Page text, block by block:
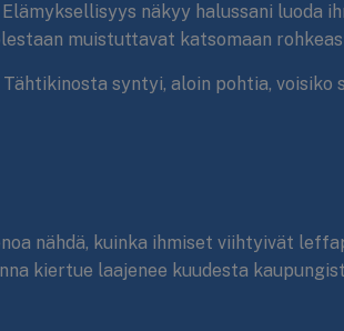
näkyy halussani
muistuttavat katsomaan
syntyi, aloin pohtia,
nähdä, kuinka ihmiset viihtyivät
kiertue laajenee kuudesta